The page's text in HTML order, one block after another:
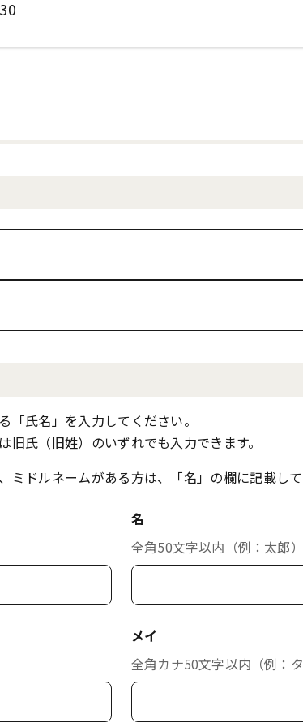
氏名」を入力してください。
氏（旧姓）のいずれでも入力できます。
ドルネームがある方は、「名」の欄に記載して
名
全角50文字以内（例：太郎）
メイ
全角カナ50文字以内（例：タ